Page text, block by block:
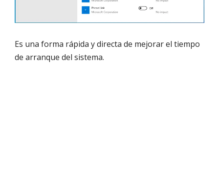
Es una forma rápida y directa de mejorar el tiempo
de arranque del sistema.